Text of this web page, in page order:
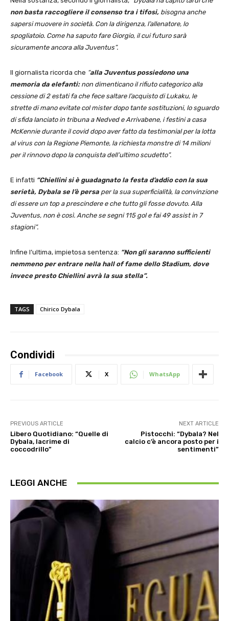
non basta raccogliere il consenso tra i tifosi, bisogna anche
sapersi muovere in società. Con la dirigenza, l’allenatore, lo
spogliatoio. Come ha saputo fare Giorgio, il cui futuro sarà
sicuramente ancora alla Juventus”.
Il giornalista ricorda che “alla Juventus possiedono una
memoria da elefanti:non dimenticano il rifiuto categorico alla
cessione di 2 estati fa che fece saltare l’acquisto di Lukaku, le
strette di mano evitate col mister dopo tante sostituzioni, lo sguardo
di sfida lanciato in tribuna a Nedved e Arrivabene, i festini a casa
McKennie durante il covid dopo aver fatto da testimonial per la lotta
al virus con la Regione Piemonte, la richiesta monstre di 14 milioni
per il rinnovo dopo la conquista dell’ultimo scudetto”.
E infatti “Chiellini si è guadagnato la festa d’addio con la sua
serietà, Dybala se l’è persa per la sua superficialità, la convinzione
di essere un top a prescindere e che tutto gli fosse dovuto. Alla
Juventus, non è così. Anche se segni 115 gol e fai 49 assist in 7
stagioni”.
Infine l’ultima, impietosa sentenza: “Non gli saranno sufficienti
nemmeno per entrare nella hall of fame dello Stadium, dove
invece presto Chiellini avrà la sua stella”.
TAGS Chirico Dybala
Condividi
Facebook X WhatsApp
PREVIOUS ARTICLE
Libero Quotidiano: “Quelle di
Dybala, lacrime di
coccodrillo”
NEXT ARTICLE
Pistocchi: “Dybala? Nel
calcio c’è ancora posto per i
sentimenti”
LEGGI ANCHE